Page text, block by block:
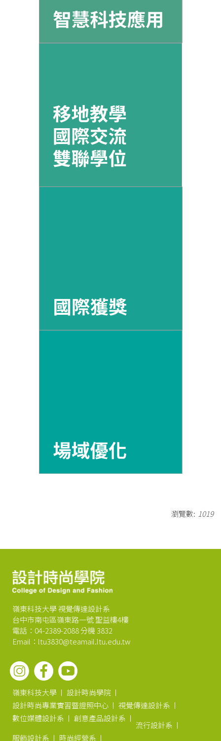
瀏覽數: 1019
嶺東科技大學 視覺傳達設計系
台中市南屯區嶺東路一號 聖益樓4樓
電話：04-2389-2088 分機 3832
Email：ltu3830@teamail.ltu.edu.tw
嶺東科技大學
設計時尚學院
設計時尚專業實習暨證照中心
視覺傳達設計系
數位媒體設計系
創意產品設計系
流行設計系
服飾設計系
時尚經營系